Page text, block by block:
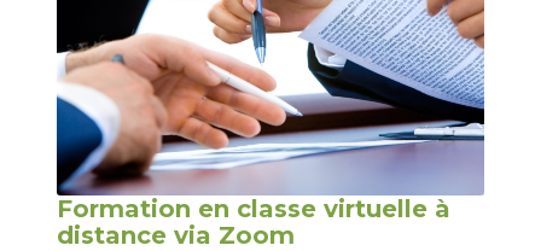
Formation en classe virtuelle à
distance via Zoom